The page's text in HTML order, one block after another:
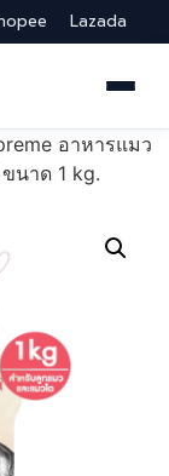
Lazada
อาหารแมว
นาด 1 kg.